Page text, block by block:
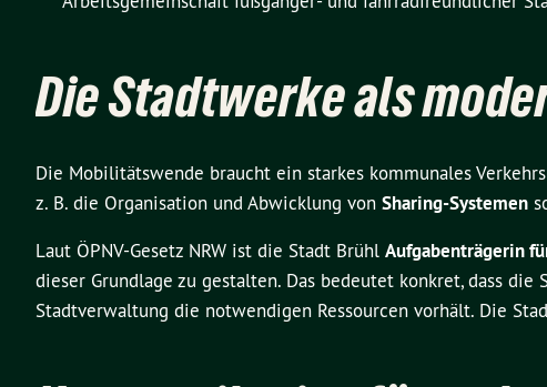
Die Stadtwerke als
Die Mobilitätswende braucht ein starkes kommunales
z. B. die Organisation und Abwicklung von Sharing-Systemen
Laut ÖPNV-Gesetz NRW ist die Stadt Brühl Aufgabenträgerin
dieser Grundlage zu gestalten. Das bedeutet konkret, dass
Stadtverwaltung die notwendigen Ressourcen vorhält. Die